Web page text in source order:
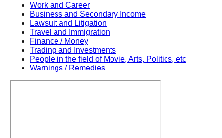
Work and Career
Business and Secondary Income
Lawsuit and Litigation
Travel and Immigration
Finance / Money
Trading and Investments
People in the field of Movie, Arts, Politics, etc
Warnings / Remedies